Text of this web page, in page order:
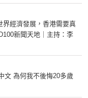
界經濟發展，香港需要真
新聞天地｜主持：李
文 為何我不後悔20多歲